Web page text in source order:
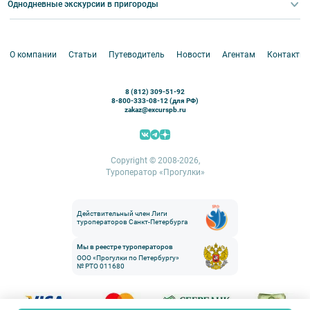
Круизы
Корпоративные мероприятия
Аренда водного транспорта
Однодневные экскурсии в пригороды
Кронштадт
Ораниенбаум
Пушкин (Царское село)
О компании Статьи Путеводитель Новости Агентам Контакты
8 (812) 309-51-92
8-800-333-08-12 (для РФ)
zakaz@excurspb.ru
Copyright © 2008-2026,
Туроператор «Прогулки»
Действительный член Лиги
туроператоров Санкт-Петербурга
Мы в реестре туроператоров
ООО «Прогулки по Петербургу»
№ РТО 011680